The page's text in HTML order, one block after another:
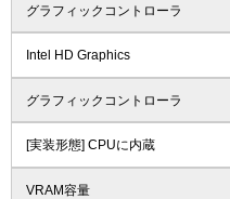
グラフィックコントローラ
Intel HD Graphics
グラフィックコントローラ
[実装形態] CPUに内蔵
VRAM容量